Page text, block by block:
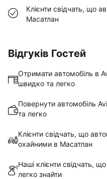
Клієнти свідчать, що
Масатлан
Відгуків Гостей
Отримати автомобіль в
швидко та легко
Повернути автомобіль
та легко
Клієнти свідчать, що
охайними в Масатлан
Наші клієнти свідчать,
легко знайти